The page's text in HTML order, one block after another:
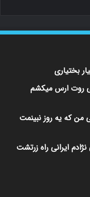
بختیاری
روت ارس میکشم
من که یه روز نبینمت
ایرانی راه زرتشت